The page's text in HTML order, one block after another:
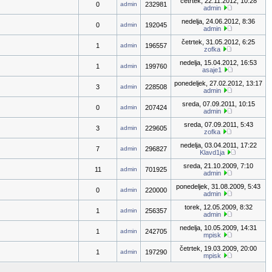
0 admin 232981
admin
0 admin 192045
nedelja, 24.06.2012, 8:36
admin
1 admin 196557
četrtek, 31.05.2012, 6:25
zofka
1 admin 199760
nedelja, 15.04.2012, 16:53
asaje1
3 admin 228508
ponedeljek, 27.02.2012, 13:17
admin
0 admin 207424
sreda, 07.09.2011, 10:15
admin
3 admin 229605
sreda, 07.09.2011, 5:43
zofka
7 admin 296827
nedelja, 03.04.2011, 17:22
Klavd1ja
11 admin 701925
sreda, 21.10.2009, 7:10
admin
0 admin 220000
ponedeljek, 31.08.2009, 5:43
admin
1 admin 256357
torek, 12.05.2009, 8:32
admin
1 admin 242705
nedelja, 10.05.2009, 14:31
mpisk
1 admin 197290
četrtek, 19.03.2009, 20:00
mpisk